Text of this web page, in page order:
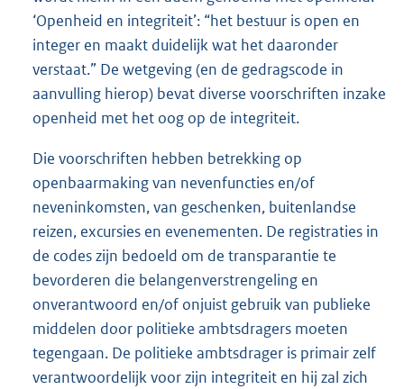
‘Openheid en integriteit’: “het bestuur is open en
integer en maakt duidelijk wat het daaronder
verstaat.” De wetgeving (en de gedragscode in
aanvulling hierop) bevat diverse voorschriften inzake
openheid met het oog op de integriteit.
Die voorschriften hebben betrekking op
openbaarmaking van nevenfuncties en/of
neveninkomsten, van geschenken, buitenlandse
reizen, excursies en evenementen. De registraties in
de codes zijn bedoeld om de transparantie te
bevorderen die belangenverstrengeling en
onverantwoord en/of onjuist gebruik van publieke
middelen door politieke ambtsdragers moeten
tegengaan. De politieke ambtsdrager is primair zelf
verantwoordelijk voor zijn integriteit en hij zal zich